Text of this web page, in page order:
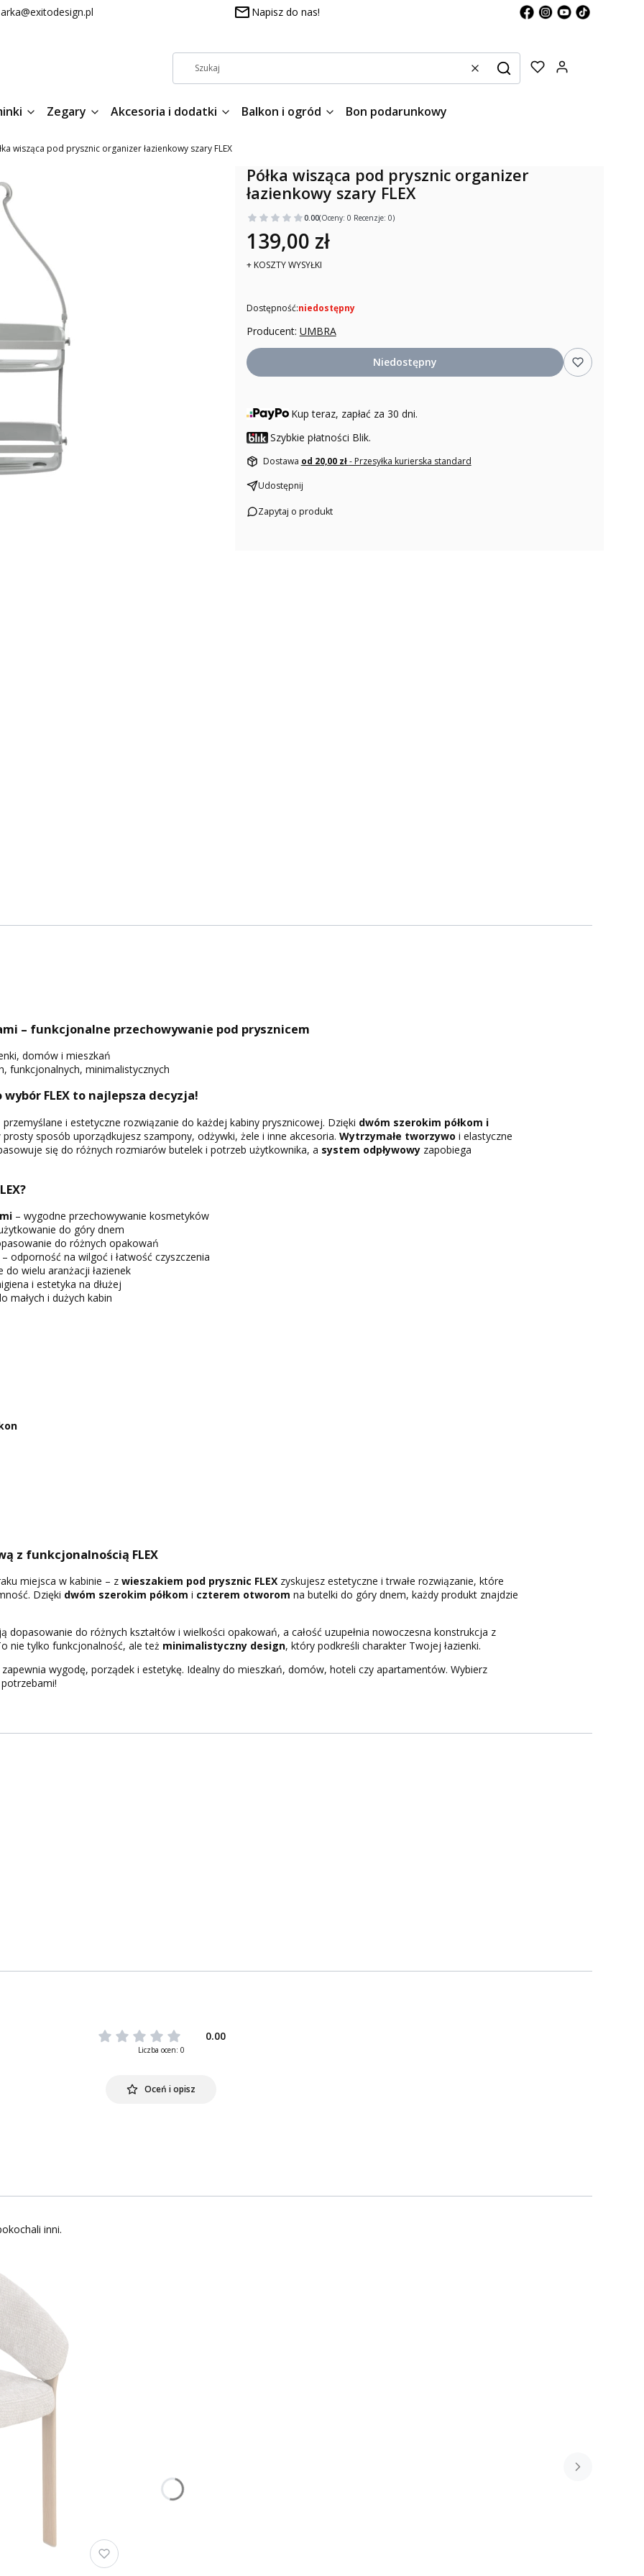
Napisz do nas!
WyczyśćSzukaj
Zegary Akcesoria i dodatki Balkon i ogród Bon podarunkowy
wisząca pod prysznic organizer łazienkowy szary FLEX
Półka wisząca pod prysznic organizer
łazienkowy szary FLEX
0.00(Oceny: 0 Recenzje: 0)
139,00 zł
+ KOSZTY WYSYŁKI
Dostępność:niedostępny
Producent: UMBRA
Niedostępny
Kup teraz, zapłać za 30 dni.
Szybkie płatności Blik.
Dostawa od 20,00 zł- Przesyłka kurierska standard
Udostępnij
Zapytaj o produkt
– funkcjonalne przechowywanie pod prysznicem
domów i mieszkań
funkcjonalnych, minimalistycznych
FLEX to najlepsza decyzja!
i estetyczne rozwiązanie do każdej kabiny prysznicowej. Dzięki dwóm szerokim półkom i
prosty sposób uporządkujesz szampony, odżywki, żele i inne akcesoria. Wytrzymałe tworzywo i elastyczne
się do różnych rozmiarów butelek i potrzeb użytkownika, a system odpływowyzapobiega
– wygodne przechowywanie kosmetyków
do góry dnem
do różnych opakowań
odporność na wilgoć i łatwość czyszczenia
do wielu aranżacji łazienek
i estetyka na dłużej
małych i dużych kabin
z funkcjonalnością FLEX
miejsca w kabinie – z wieszakiem pod prysznic FLEXzyskujesz estetyczne i trwałe rozwiązanie, które
Dzięki dwóm szerokim półkom i czterem otworom na butelki do góry dnem, każdy produkt znajdzie
dopasowanie do różnych kształtów i wielkości opakowań, a całość uzupełnia nowoczesna konstrukcja z
nie tylko funkcjonalność, ale też minimalistyczny design, który podkreśli charakter Twojej łazienki.
wygodę, porządek i estetykę. Idealny do mieszkań, domów, hoteli czy apartamentów. Wybierz
0.00
Liczba ocen: 0
Oceń i opisz
inni.